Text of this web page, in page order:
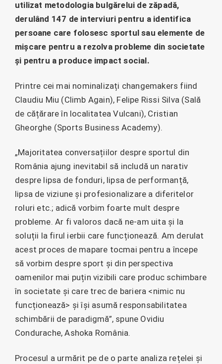
utilizat metodologia bulgărelui de zăpadă,
derulând 147 de interviuri pentru a identifica
persoane care folosesc sportul sau elemente de
mișcare pentru a rezolva probleme din societate
și pentru a produce impact social.
Printre cei mai nominalizați changemakers fiind
Claudiu Miu (Climb Again), Felipe Rissi Silva (Sală
de cățărare în localitatea Vulcani), Cristian
Gheorghe (Sports Business Academy).
„Majoritatea conversațiilor despre sportul din
România ajung inevitabil să includă un narativ
despre lipsa de fonduri, lipsa de performanță,
lipsa de viziune și profesionalizare a diferitelor
roluri etc.; adică vorbim foarte mult despre
probleme. Ar fi valoros dacă ne-am uita și la
soluții la firul ierbii care funcționează. Am derulat
acest proces de mapare tocmai pentru a începe
să vorbim despre sport și din perspectiva
oamenilor mai puțin vizibili care produc schimbare
în societate și care trec de bariera <nimic nu
funcționează> și își asumă responsabilitatea
schimbării de paradigmă”, spune Ovidiu
Condurache, Ashoka România.
Procesul a urmărit pe de o parte analiza rețelei și